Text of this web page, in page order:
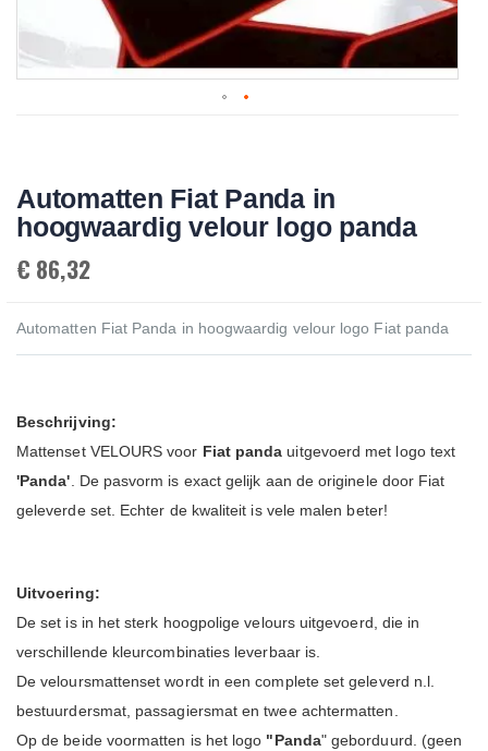
of
the
images
Automatten Fiat Panda in
hoogwaardig velour logo panda
€ 86,32
Automatten Fiat Panda in hoogwaardig velour logo Fiat panda
Beschrijving:
Mattenset VELOURS voor Fiatpanda uitgevoerd met logo text
'Panda' . De pasvorm is exact gelijk aan de originele door Fiat
geleverde set. Echter de kwaliteit is vele malen beter!
Uitvoering:
De set is in het sterk hoogpolige velours uitgevoerd, die in
verschillende kleurcombinaties leverbaar is.
De veloursmattenset wordt in een complete set geleverd n.l.
bestuurdersmat, passagiersmat en twee achtermatten.
Op de beide voormatten is het logo "Panda" geborduurd. (geen